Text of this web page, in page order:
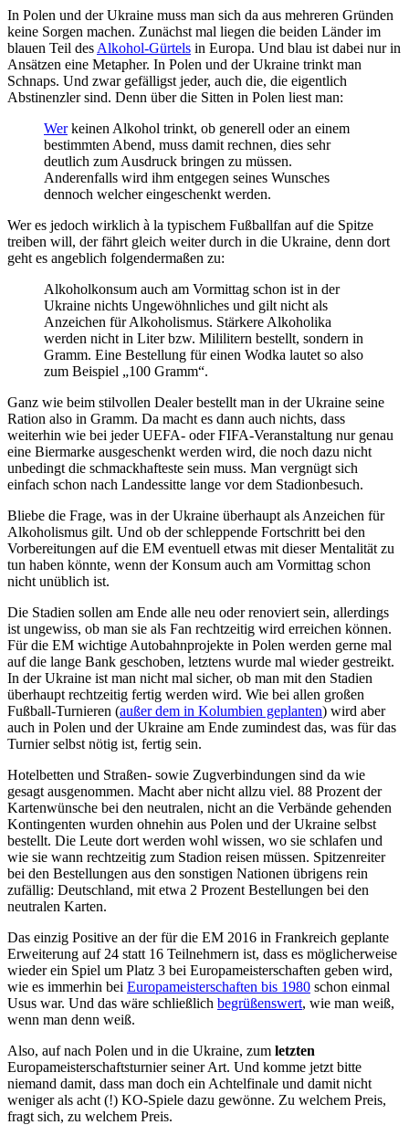
In Polen und der Ukraine muss man sich da aus mehreren Gründen
keine Sorgen machen. Zunächst mal liegen die beiden Länder im
blauen Teil des Alkohol-Gürtels in Europa. Und blau ist dabei nur in
Ansätzen eine Metapher. In Polen und der Ukraine trinkt man
Schnaps. Und zwar gefälligst jeder, auch die, die eigentlich
Abstinenzler sind. Denn über die Sitten in Polen liest man:
Werkeinen Alkohol trinkt, ob generell oder an einem
bestimmten Abend, muss damit rechnen, dies sehr
deutlich zum Ausdruck bringen zu müssen.
Anderenfalls wird ihm entgegen seines Wunsches
dennoch welcher eingeschenkt werden.
Wer es jedoch wirklich à la typischem Fußballfan auf die Spitze
treiben will, der fährt gleich weiter durch in die Ukraine, denn dort
geht es angeblich folgendermaßen zu:
Alkoholkonsum auch am Vormittag schon ist in der
Ukraine nichts Ungewöhnliches und gilt nicht als
Anzeichen für Alkoholismus. Stärkere Alkoholika
werden nicht in Liter bzw. Mililitern bestellt, sondern in
Gramm. Eine Bestellung für einen Wodka lautet so also
zum Beispiel „100 Gramm“.
Ganz wie beim stilvollen Dealer bestellt man in der Ukraine seine
Ration also in Gramm. Da macht es dann auch nichts, dass
weiterhin wie bei jeder UEFA- oder FIFA-Veranstaltung nur genau
eine Biermarke ausgeschenkt werden wird, die noch dazu nicht
unbedingt die schmackhafteste sein muss. Man vergnügt sich
einfach schon nach Landessitte lange vor dem Stadionbesuch.
Bliebe die Frage, was in der Ukraine überhaupt als Anzeichen für
Alkoholismus gilt. Und ob der schleppende Fortschritt bei den
Vorbereitungen auf die EM eventuell etwas mit dieser Mentalität zu
tun haben könnte, wenn der Konsum auch am Vormittag schon
nicht unüblich ist.
Die Stadien sollen am Ende alle neu oder renoviert sein, allerdings
ist ungewiss, ob man sie als Fan rechtzeitig wird erreichen können.
Für die EM wichtige Autobahnprojekte in Polen werden gerne mal
auf die lange Bank geschoben, letztens wurde mal wieder gestreikt.
In der Ukraine ist man nicht mal sicher, ob man mit den Stadien
überhaupt rechtzeitig fertig werden wird. Wie bei allen großen
Fußball-Turnieren (außer dem in Kolumbien geplanten) wird aber
auch in Polen und der Ukraine am Ende zumindest das, was für das
Turnier selbst nötig ist, fertig sein.
Hotelbetten und Straßen- sowie Zugverbindungen sind da wie
gesagt ausgenommen. Macht aber nicht allzu viel. 88 Prozent der
Kartenwünsche bei den neutralen, nicht an die Verbände gehenden
Kontingenten wurden ohnehin aus Polen und der Ukraine selbst
bestellt. Die Leute dort werden wohl wissen, wo sie schlafen und
wie sie wann rechtzeitig zum Stadion reisen müssen. Spitzenreiter
bei den Bestellungen aus den sonstigen Nationen übrigens rein
zufällig: Deutschland, mit etwa 2 Prozent Bestellungen bei den
neutralen Karten.
Das einzig Positive an der für die EM 2016 in Frankreich geplante
Erweiterung auf 24 statt 16 Teilnehmern ist, dass es möglicherweise
wieder ein Spiel um Platz 3 bei Europameisterschaften geben wird,
wie es immerhin bei Europameisterschaften bis 1980 schon einmal
Usus war. Und das wäre schließlich begrüßenswert, wie man weiß,
wenn man denn weiß.
Also, auf nach Polen und in die Ukraine, zum letzten
Europameisterschaftsturnier seiner Art. Und komme jetzt bitte
niemand damit, dass man doch ein Achtelfinale und damit nicht
weniger als acht (!) KO-Spiele dazu gewönne. Zu welchem Preis,
fragt sich, zu welchem Preis.